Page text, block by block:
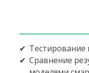
Тестирование
Сравнение